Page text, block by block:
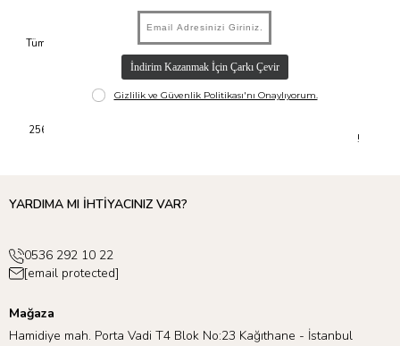
Tüm Siparişleriniz Aynı Gün 14.00'a
Kadar Kargolanır.
Taksit İmkanı
Tüm Ürünlerde 6 Aya Kadar Varan
Taksit İmkanı!
256Bit SSL Sertifikası ile Alışverişte
14 Gün İçerisinde İade İmkanı!
YARDIMA MI İHTİYACINIZ VAR?
0536 292 10 22
[email protected]
Mağaza
Hamidiye mah. Porta Vadi T4 Blok No:23 Kağıthane - İstanbul